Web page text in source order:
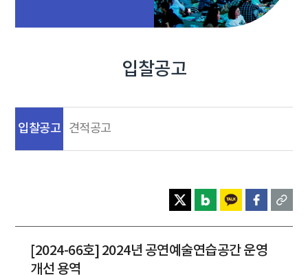
입찰공고
입찰공고 견적공고
[2024-66호] 2024년 공연예술연습공간 운영
개선 용역